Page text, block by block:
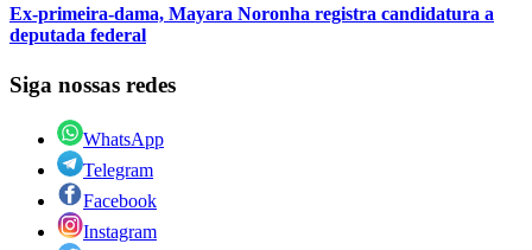
Ex-primeira-dama, Mayara Noronha registra candidatura a
deputada federal
Siga nossas redes
WhatsApp
Telegram
Facebook
Instagram